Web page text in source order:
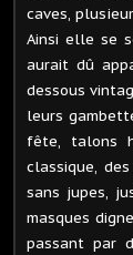
caves,
Ainsi elle se
aurait dû
dessous
leurs
fête, talons
classique,
sans jupes,
masques
passant par